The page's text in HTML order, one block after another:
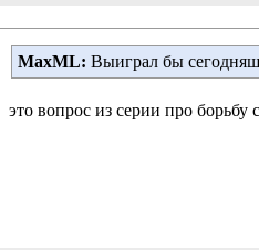
MaxML: Выиграл бы
это вопрос из серии про борьбу